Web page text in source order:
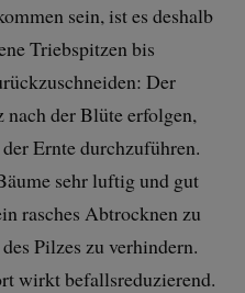
sein, ist es deshalb
Triebspitzen bis
Der
der Blüte erfolgen,
Ernte durchzuführen.
sehr luftig und gut
rasches Abtrocknen zu
Pilzes zu verhindern.
wirkt befallsreduzierend.